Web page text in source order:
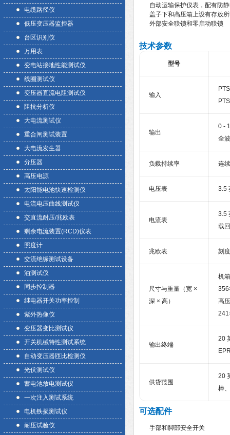
电缆路径仪
低压变压器监控器
台区识别仪
万用表
变电站接地性能测试仪
线圈测试仪
变压器直流电阻测试仪
阻抗分析仪
大电流测试仪
重合闸测试装置
大电流发生器
分压器
高压电源
太阳能电池快速检测仪
电流电压曲线测试仪
交直流耐压/兆欧表
剩余电流装置(RCD)仪表
照度计
交流绝缘测试设备
油测试仪
同步控制器
继电器开关功率控制
紫外热像仪
变压器变比测试仪
开关机械特性测试系统
自动变压器匝比检测仪
光伏测试仪
蓄电池放电测试仪
一次注入测试系统
电机铁损测试仪
耐压试验仪
自动运输保护仪表，配有防
盖子下和高压箱上设有存放
外部安全联锁和零启动联锁
技术参数
型号
输入
输出
0 -
全
负载持续率 连
电压表 3.5
电流表
3.5
载
兆欧表 刻
尺寸与重量（宽 ×
深 × 高）
机
高
输出终端
20
供货范围
20
棒
可选配件
手部和脚部安全开关